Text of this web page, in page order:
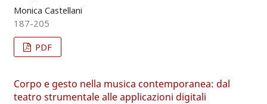
Monica Castellani
187-205
PDF
Corpo e gesto nella musica contemporanea: dal
teatro strumentale alle applicazioni digitali